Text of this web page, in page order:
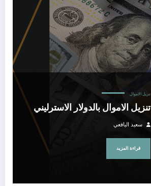
تنزيل الاموال
تنزيل الاموال بالدولار الاسترليني
سعيد اليافعي
قراءة المزيد